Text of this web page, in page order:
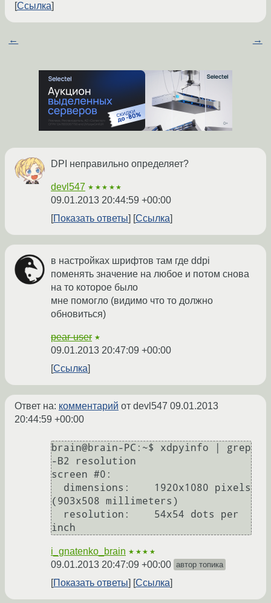
Ссылка
← →
DPI неправильно определяет?
devl547 ★★★★★
09.01.2013 20:44:59 +00:00
Показать ответы
Ссылка
в настройках шрифтов там где ddpi
поменять значение на любое и потом снова
на то которое было
мне помогло (видимо что то должно
обновиться)
pear-user ★
09.01.2013 20:47:09 +00:00
Ссылка
Ответ на: комментарий от devl547 09.01.2013
20:44:59 +00:00
brain@brain-PC:~$ xdpyinfo | grep
-B2 resolution
screen #0:
(903x508 millimeters)
i_gnatenko_brain ★★★★
09.01.2013 20:47:09 +00:00 автор топика
Показать ответы Ссылка